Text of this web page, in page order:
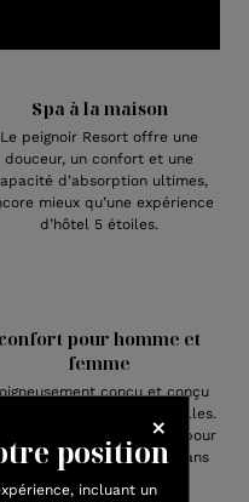
position
incluant un
Spa à la maison
Le peignoir Resort offre une
douceur, un confort et une
d’absorption ultimes,
mieux qu’une expérience
d’hôtel 5 étoiles.
confort pour homme et
femme
conçu et conçu
toutes les formes et tailles.
robe unisexe est faite pour
tout le monde dans